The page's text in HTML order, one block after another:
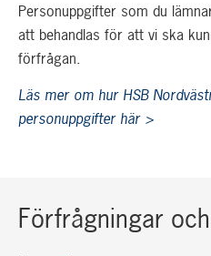
Personuppgifter som du
att behandlas för att vi ska
förfrågan.
Läs mer om hur HSB
personuppgifter här >
Förfrågningar